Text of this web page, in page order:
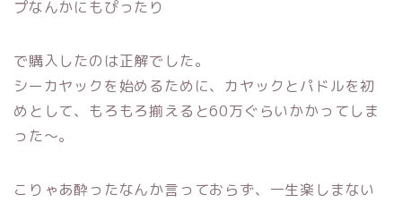
プなんかにもぴったり
で購入したのは正解でした。
シーカヤックを始めるために、カヤックとパドルを初
めとして、もろもろ揃えると60万ぐらいかかってしま
った～。
こりゃあ酔ったなんか言っておらず、一生楽しまない